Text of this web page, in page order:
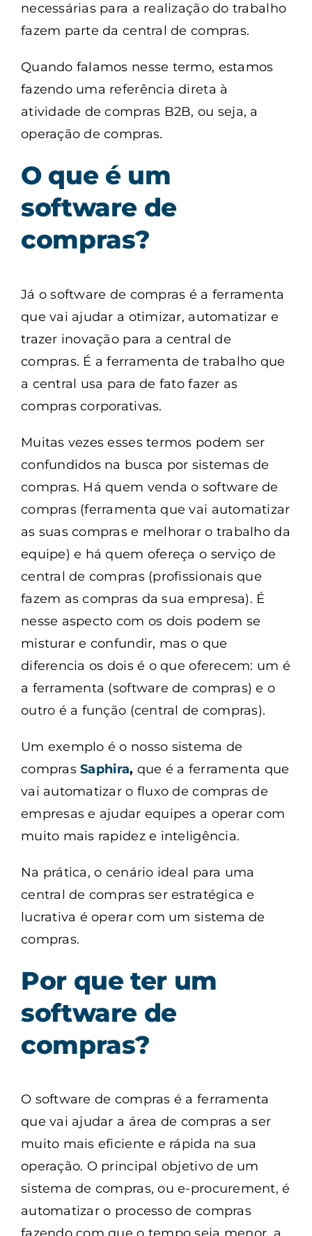
necessárias para a realização do trabalho
fazem parte da central de compras.
Quando falamos nesse termo, estamos
fazendo uma referência direta à
atividade de compras B2B, ou seja, a
operação de compras.
O que é um
software de
compras?
Já o software de compras é a ferramenta
que vai ajudar a otimizar, automatizar e
trazer inovação para a central de
compras. É a ferramenta de trabalho que
a central usa para de fato fazer as
compras corporativas.
Muitas vezes esses termos podem ser
confundidos na busca por sistemas de
compras. Há quem venda o software de
compras (ferramenta que vai automatizar
as suas compras e melhorar o trabalho da
equipe) e há quem ofereça o serviço de
central de compras (profissionais que
fazem as compras da sua empresa). É
nesse aspecto com os dois podem se
misturar e confundir, mas o que
diferencia os dois é o que oferecem: um é
a ferramenta (software de compras) e o
outro é a função (central de compras).
Um exemplo é o nosso sistema de
comprasSaphira, que é a ferramenta que
vai automatizar o fluxo de compras de
empresas e ajudar equipes a operar com
muito mais rapidez e inteligência.
Na prática, o cenário ideal para uma
central de compras ser estratégica e
lucrativa é operar com um sistema de
compras.
Por que ter um
software de
compras?
O software de compras é a ferramenta
que vai ajudar a área de compras a ser
muito mais eficiente e rápida na sua
operação. O principal objetivo de um
sistema de compras, ou e-procurement, é
automatizar o processo de compras